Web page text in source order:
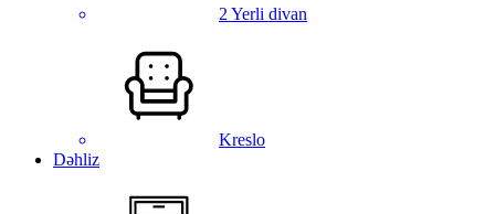
2 Yerli divan
Kreslo
Dəhliz